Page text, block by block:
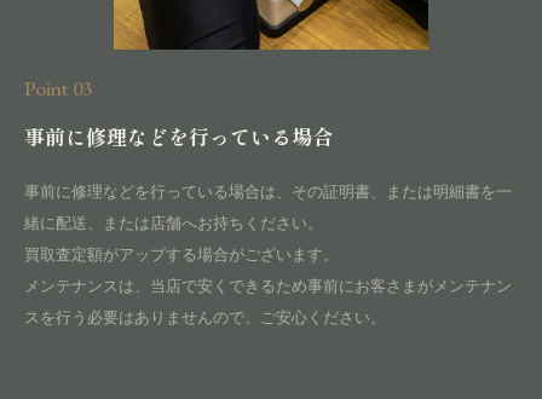
Point 03
事前に修理などを行っている場合
事前に修理などを行っている場合は、その証明書、または明細書を一
緒に配送、または店舗へお持ちください。
買取査定額がアップする場合がございます。
メンテナンスは、当店で安くできるため事前にお客さまがメンテナン
スを行う必要はありませんので、ご安心ください。